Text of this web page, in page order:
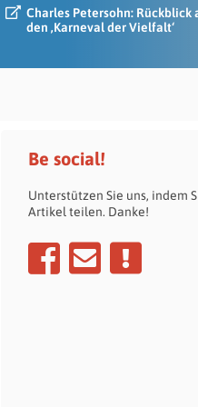
Charles Petersohn: Rückblick
den ‚Karneval der Vielfalt‘
Be social!
Unterstützen Sie uns, indem
Artikel teilen. Danke!